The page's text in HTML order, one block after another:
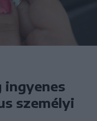
ingyenes
személyi